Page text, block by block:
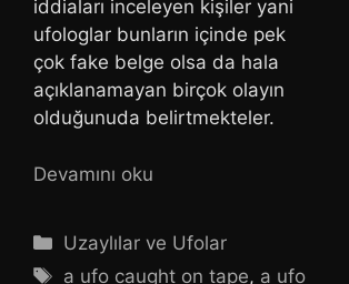
iddiaları inceleyen kişiler yani
ufologlar bunların içinde pek
çok fake belge olsa da hala
açıklanamayan birçok olayın
olduğunuda belirtmekteler.
Devamını oku
Kategoriler
Uzaylılar ve Ufolar
Etiketler
a ufo caught on tape, a ufo